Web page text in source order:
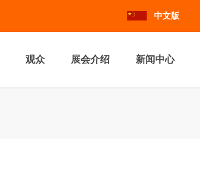
中文版
观众 展会介绍 新闻中心